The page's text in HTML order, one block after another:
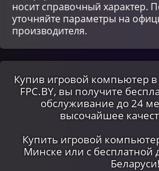
носит справочный характер.
уточняйте параметры на
производителя.
Купив игровой компьютер
FPC.BY, вы получите
обслуживание до 24
высочайшее
Купить игровой
Минске или c бесплатной
Беларуси!